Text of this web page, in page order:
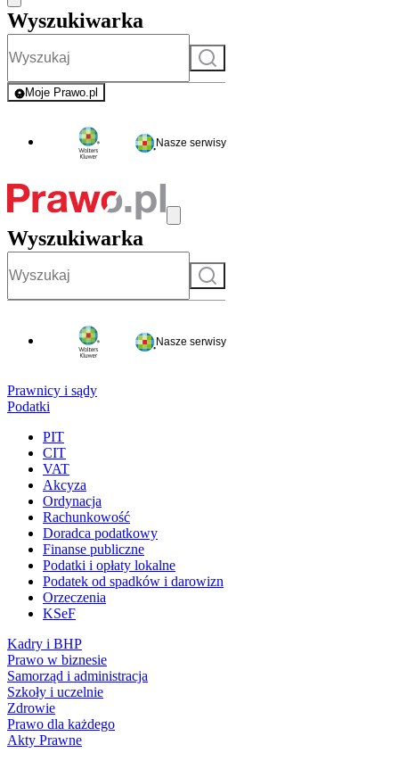
Wyszukiwarka
Szukaj
Moje Prawo.pl
- rejestracja i logowanie do serwisu
Nasze serwisy
Wyszukiwarka
Szukaj
Nasze serwisy
Prawnicy i sądy
Podatki
PIT
CIT
VAT
Akcyza
Ordynacja
Rachunkowość
Doradca podatkowy
Finanse publiczne
Podatki i opłaty lokalne
Podatek od spadków i darowizn
Orzeczenia
KSeF
Kadry i BHP
Prawo w biznesie
Samorząd i administracja
Szkoły i uczelnie
Zdrowie
Prawo dla każdego
Akty Prawne